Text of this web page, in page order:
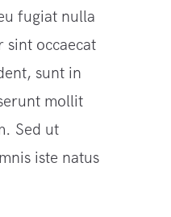
fugiat nulla
sint occaecat
sunt in
mollit
Sed ut
iste natus